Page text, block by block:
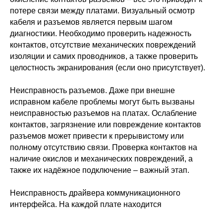
потере связи между платами. Визуальный осмотр
кабеля и разъемов является первым шагом
диагностики. Необходимо проверить надежность
контактов, отсутствие механических повреждений
изоляции и самих проводников, а также проверить
целостность экранирования (если оно присутствует).
Неисправность разъемов. Даже при внешне
исправном кабеле проблемы могут быть вызваны
неисправностью разъемов на платах. Ослабление
контактов, загрязнение или повреждение контактов
разъемов может привести к прерывистому или
полному отсутствию связи. Проверка контактов на
наличие окислов и механических повреждений, а
также их надёжное подключение – важный этап.
Неисправность драйвера коммуникационного
интерфейса. На каждой плате находится